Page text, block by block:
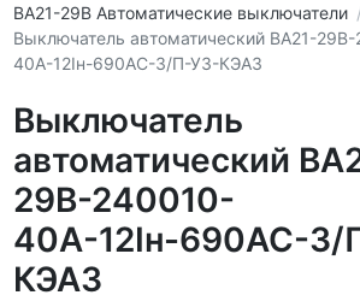
ВА21-29В Автоматические выключатели
Выключатель автоматический ВА21-
40А-12Iн-690AC-З/П-У3-КЭАЗ
Выключатель
автоматический
29В-240010-
40А-12Iн-690AC-З/
КЭАЗ